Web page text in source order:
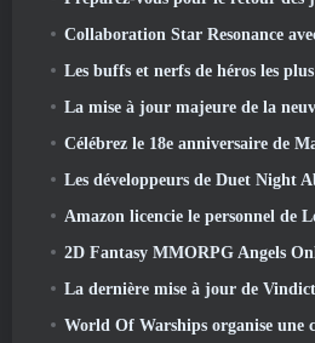
Collaboration Star Resonance
Les buffs et nerfs de héros les
La mise à jour majeure de la neuvième vague de War Thunder améliore l'apparence
Célébrez le 18e anniversaire de Mabinogi avec trois
Les développeurs de Duet Night Abyss publient une déclaration officielle concernant un
Amazon licencie le personnel de
2D Fantasy MMORPG Angels Online
La dernière mise à jour de Vindictus présente un nouveau raid où
World Of Warships organise une collaboration avec le